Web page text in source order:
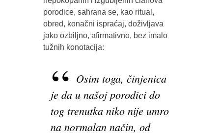
porodice, sahrana se, kao ritual,
obred, konačni ispraćaj, doživljava
jako ozbiljno, afirmativno, bez imalo
tužnih konotacija:
Osim toga, činjenica
je da u našoj porodici do
tog trenutka niko nije umro
na normalan način, od